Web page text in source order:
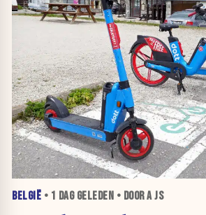
BELGIË • 1 DAGGELEDEN • DOOR A JS